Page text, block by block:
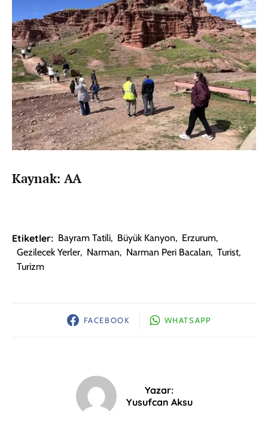
Kaynak: AA
Etiketler: Bayram Tatili, Büyük Kanyon, Erzurum,
Gezilecek Yerler, Narman, Narman Peri Bacaları, Turist,
Turizm
FACEBOOK WHATSAPP
Yazar:
Yusufcan Aksu